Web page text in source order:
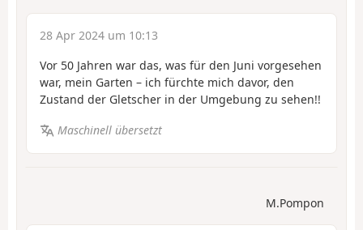
28 Apr 2024 um 10:13
Vor 50 Jahren war das, was für den Juni vorgesehen
war, mein Garten – ich fürchte mich davor, den
Zustand der Gletscher in der Umgebung zu sehen!!
Maschinell übersetzt
M.Pompon